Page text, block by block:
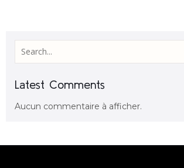
Latest Comments
Aucun commentaire à afficher.